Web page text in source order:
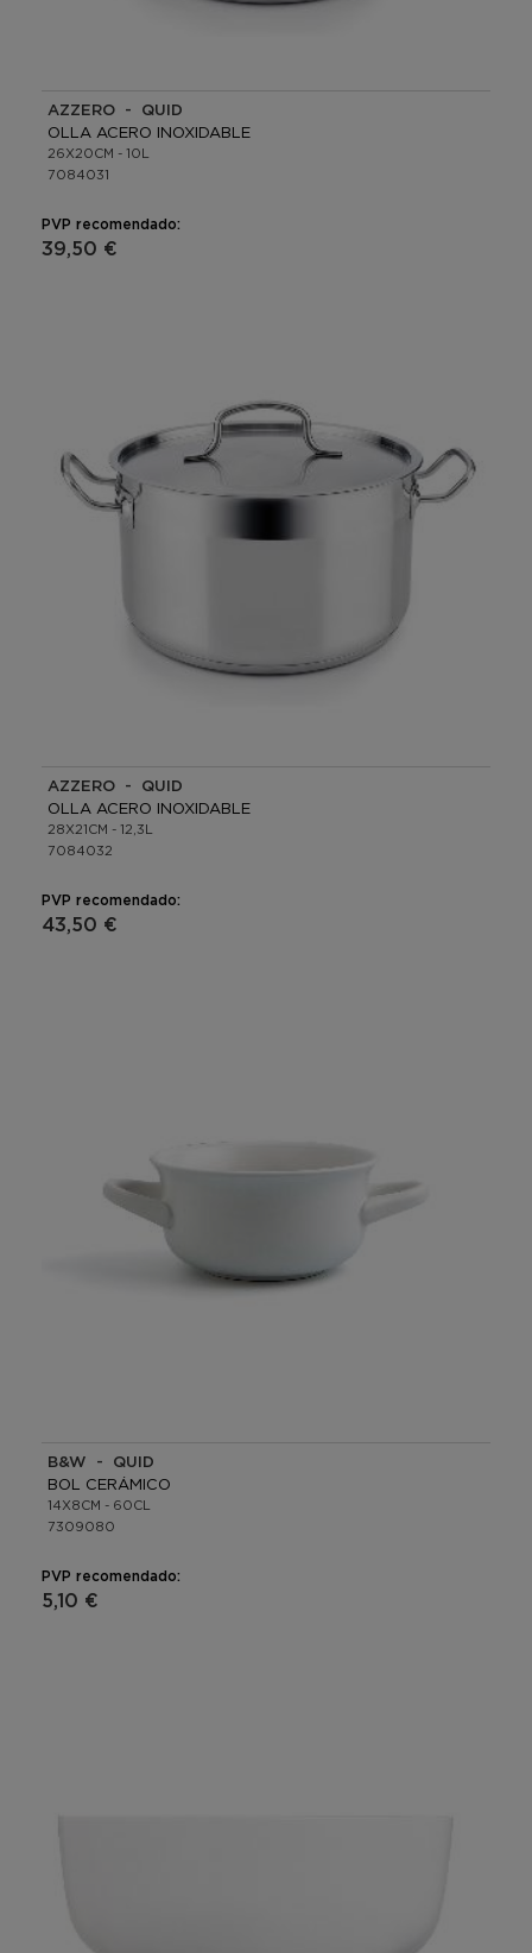
AZZERO - QUID
OLLA ACERO INOXIDABLE
26X20CM - 10L
7084031
PVP recomendado:
39,50 €
AZZERO - QUID
OLLA ACERO INOXIDABLE
28X21CM - 12,3L
7084032
PVP recomendado:
43,50 €
B&W - QUID
BOL CERÁMICO
14X8CM - 60CL
7309080
PVP recomendado:
5,10 €